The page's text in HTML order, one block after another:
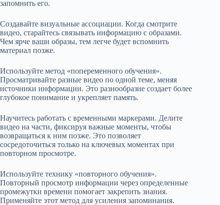
запомнить его.
Создавайте визуальные ассоциации. Когда смотрите
видео, старайтесь связывать информацию с образами.
Чем ярче ваши образы, тем легче будет вспомнить
материал позже.
Используйте метод «попеременного обучения».
Просматривайте разные видео по одной теме, меняя
источники информации. Это разнообразие создает более
глубокое понимание и укрепляет память.
Научитесь работать с временными маркерами. Делите
видео на части, фиксируя важные моменты, чтобы
возвращаться к ним позже. Это позволяет
сосредоточиться только на ключевых моментах при
повторном просмотре.
Используйте технику «повторного обучения».
Повторный просмотр информации через определенные
промежутки времени помогает закрепить знания.
Применяйте этот метод для усиления запоминания.